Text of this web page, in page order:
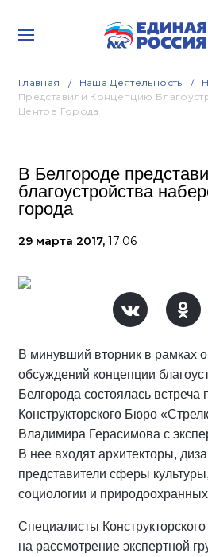
Главная Наша Деятельность
Представили Концепцию
Центре Города
В Белгороде
благоустройства
города
29 марта 2017, 17:06
В минувший вторник в рамках
обсуждений концепции
Белгорода состоялась встреча
Конструкторского Бюро
Владимира Герасимова с
В нее входят архитекторы,
представители сферы
социологии и
Специалисты
на рассмотрение экспертной